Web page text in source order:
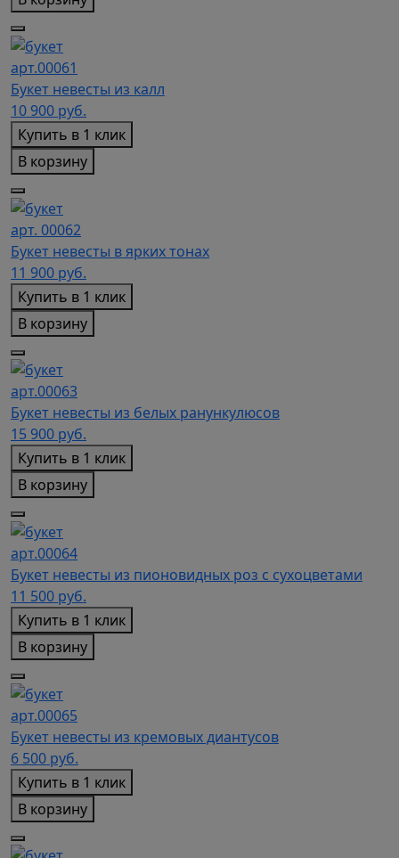
арт.00061
Букет невесты из калл
10 900 руб.
Купить в 1 клик
В корзину
арт. 00062
Букет невесты в ярких тонах
11 900 руб.
Купить в 1 клик
В корзину
арт.00063
Букет невесты из белых ранункулюсов
15 900 руб.
Купить в 1 клик
В корзину
арт.00064
Букет невесты из пионовидных роз с сухоцветами
11 500 руб.
Купить в 1 клик
В корзину
арт.00065
Букет невесты из кремовых диантусов
6 500 руб.
Купить в 1 клик
В корзину